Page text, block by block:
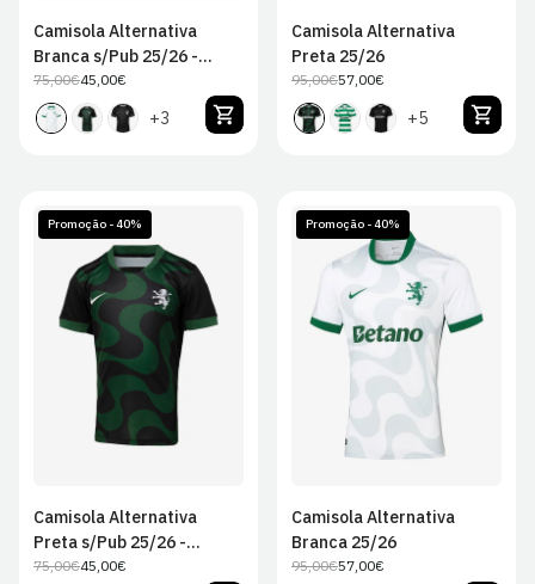
Camisola Alternativa
Branca s/Pub 25/26 -
CriançaPreço
regular
75,00€Preço
de
venda
45,00€
+3
Camisola Alternativa
Preta 25/26
Preço
regular
95,00€Preço
de
venda
57,00€
+5
Promoção - 40%
JS JM
Camisola Alternativa
Preta s/Pub 25/26 -
CriançaPreço
75,00€Preço
45,00€
Promoção - 40%
XL
Camisola Alternativa
Branca 25/26
Preço
95,00€Preço
57,00€